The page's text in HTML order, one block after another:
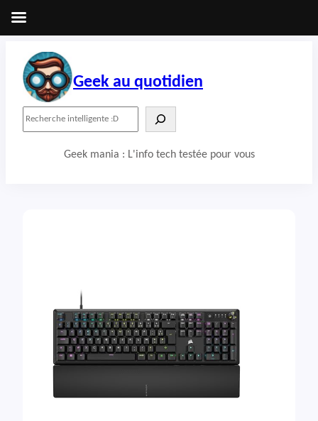
contenu
Geek au quotidien
Geek mania : L'info tech testée pour vous